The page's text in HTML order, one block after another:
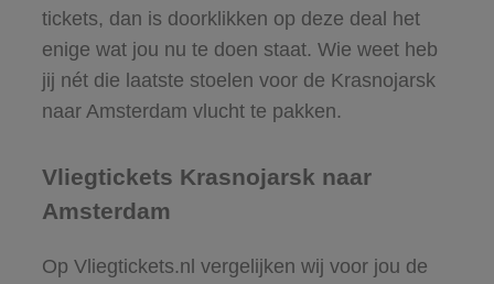
tickets, dan is doorklikken op deze deal het
enige wat jou nu te doen staat. Wie weet heb
jij nét die laatste stoelen voor de Krasnojarsk
naar Amsterdam vlucht te pakken.
Vliegtickets Krasnojarsk naar
Amsterdam
Op Vliegtickets.nl vergelijken wij voor jou de